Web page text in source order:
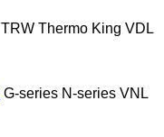
TRW Thermo King VDL
G-series N-series VNL